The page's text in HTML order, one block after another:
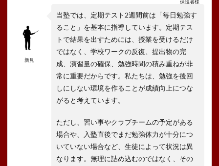
保護者様
新見
当塾では、定期テスト2週間前は「毎日勉強す
ること」を基本に指導しています。定期テス
トで結果を出すためには、授業を受けるだけ
ではなく、学校ワークの反復、提出物の完
成、演習量の確保、勉強時間の積み重ねが非
常に重要だからです。私たちは、勉強を後回
しにしない環境を作ることが成績向上につな
がると考えています。
ただし、習い事やクラブチームの予定がある
場合や、入塾直後でまだ勉強体力が十分につ
いていない場合など、生徒によって状況は異
なります。無理に詰め込むのではなく、その